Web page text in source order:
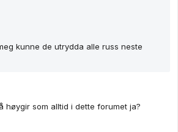
kunne de utrydda alle russ neste
høygir som alltid i dette forumet ja?